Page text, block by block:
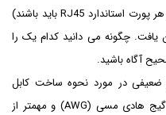
بیرونی یکسان هستند (برای قرار گرفتن در هر پورت استاندارد RJ45 باید باشند)
یافت. چگونه می دانید کدام یک را
آگاه باشید.
ضعیفی در مورد نحوه ساخت کابل
اترنت وجود دارد. آنها در ضخامت ژاکت، گیج هادی مسی (AWG) و مهمتر از